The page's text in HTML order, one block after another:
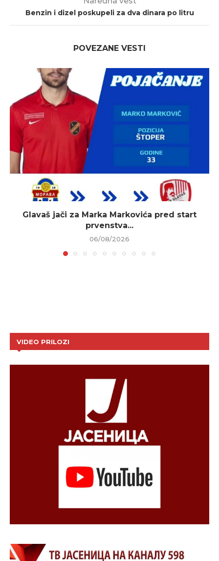
Benzin i dizel poskupeli za dva dinara po litru
POVEZANE VESTI
Glavaš jači za Marka Markovića pred start
prvenstva...
06/08/2026
VIDEO PRILOZI